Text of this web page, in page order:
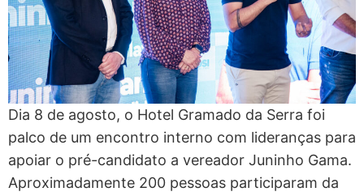
Dia 8 de agosto, o Hotel Gramado da Serra foi
palco de um encontro interno com lideranças para
apoiar o pré-candidato a vereador Juninho Gama.
Aproximadamente 200 pessoas participaram da